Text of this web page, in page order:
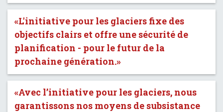
«L'initiative pour les glaciers fixe des
objectifs clairs et offre une sécurité de
planification - pour le futur de la
prochaine génération.»
«Avec l’initiative pour les glaciers, nous
garantissons nos moyens de subsistance